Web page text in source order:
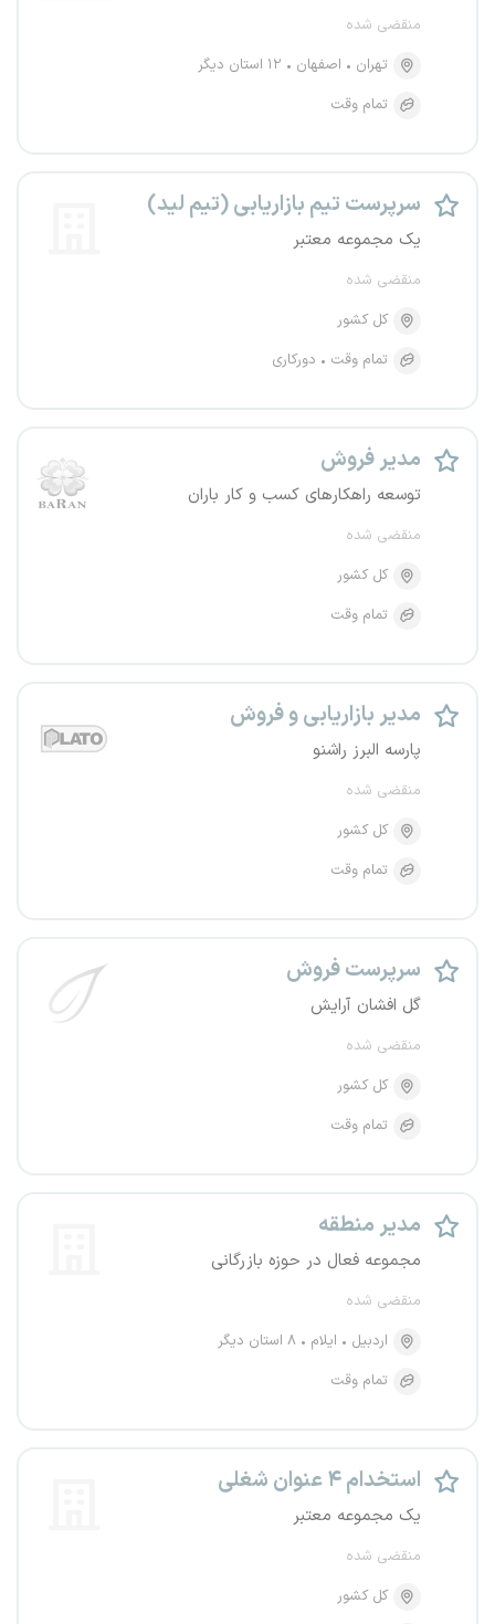
منقضی شده
تهران
اصفهان
۱۲ استان دیگر
تمام وقت
سرپرست تیم بازاریابی (تیم لید)
یک مجموعه معتبر
منقضی شده
کل کشور
تمام وقت
دورکاری
مدیر فروش
توسعه راهکارهای کسب و کار باران
منقضی شده
کل کشور
تمام وقت
مدیر بازاریابی و فروش
پارسه البرز راشنو
منقضی شده
کل کشور
تمام وقت
سرپرست فروش
گل افشان آرایش
منقضی شده
کل کشور
تمام وقت
مدیر منطقه
مجموعه فعال در حوزه بازرگانی
منقضی شده
اردبیل
ایلام
۸ استان دیگر
تمام وقت
استخدام ۴ عنوان شغلی
یک مجموعه معتبر
منقضی شده
کل کشور